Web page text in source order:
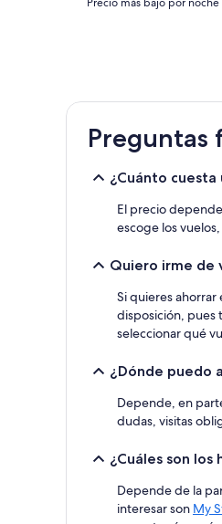
en
las
últimas
24 horas
2 adultos.
términos
condiciones
adicionales.
Preguntas
¿Cuánto
El precio
escoge los
Quiero irme de
Si quieres ahorrar
disposición, pues
seleccionar qué
¿Dónde puedo
Depende, en
dudas, visitas
¿Cuáles son
Depende de la
interesar son My